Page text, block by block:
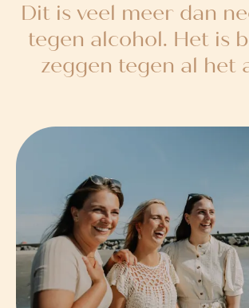
Dit is veel meer dan
tegen alcohol. Het is
zeggen tegen al het